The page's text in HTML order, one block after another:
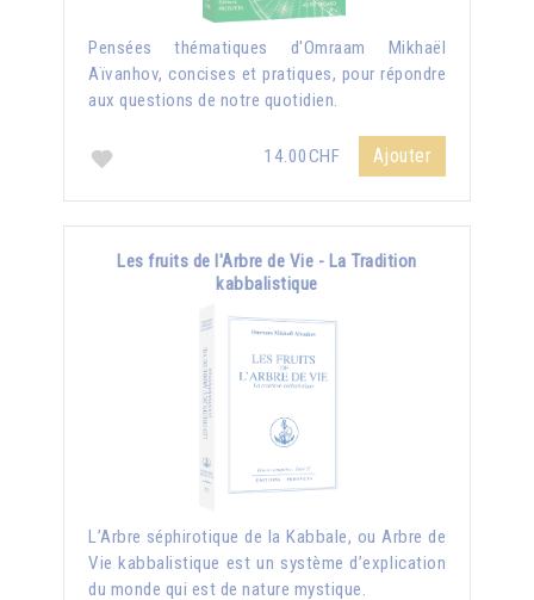
Pensées thématiques d'Omraam Mikhaël
Aïvanhov, concises et pratiques, pour répondre
aux questions de notre quotidien.
14.00CHF Ajouter
Les fruits de l'Arbre de Vie - La Tradition
kabbalistique
L’Arbre séphirotique de la Kabbale, ou Arbre de
Vie kabbalistique est un système d’explication
du monde qui est de nature mystique.